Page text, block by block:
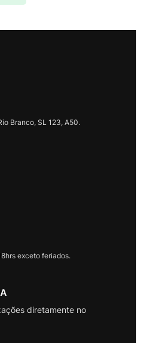
Branco, SL 123, A50.
exceto feriados.
diretamente no